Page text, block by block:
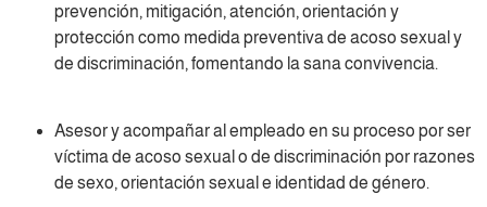
prevención, mitigación, atención, orientación y
protección como medida preventiva de acoso sexual y
de discriminación, fomentando la sana convivencia.
Asesor y acompañar al empleado en su proceso por ser
víctima de acoso sexual o de discriminación por razones
de sexo, orientación sexual e identidad de género.